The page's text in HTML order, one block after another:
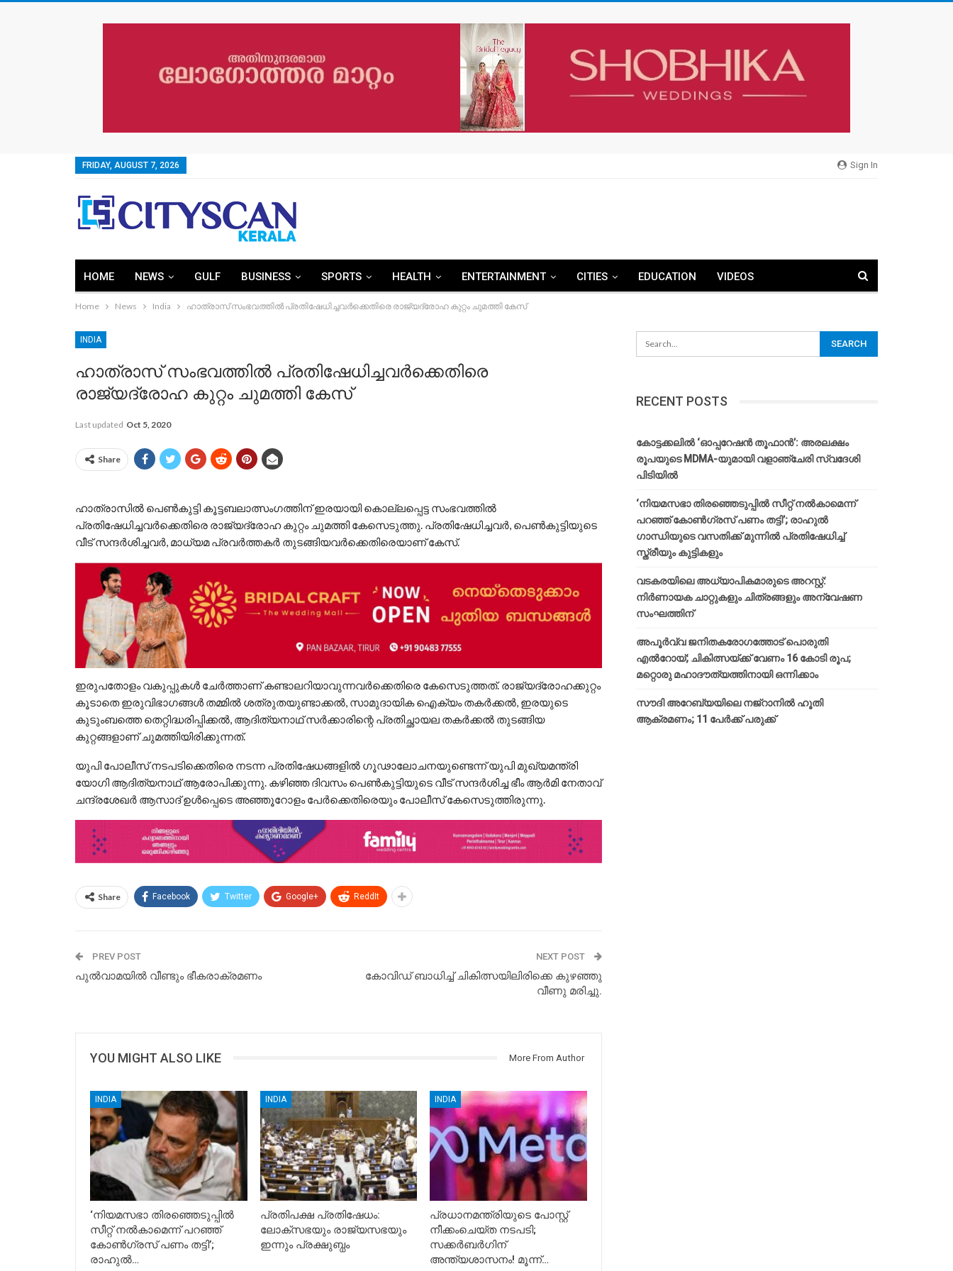
Sign In
FRIDAY, AUGUST 7, 2026
HOME NEWS GULF BUSINESS SPORTS HEALTH ENTERTAINMENT CITIES EDUCATION VIDEOS
Home News India ഹാത്രാസ് സംഭവത്തിൽ പ്രതിഷേധിച്ചവർക്കെതിരെ രാജ്യദ്രോഹ കുറ്റം ചുമത്തി കേസ്
INDIA
ഹാത്രാസ് സംഭവത്തിൽ പ്രതിഷേധിച്ചവർക്കെതിരെ
രാജ്യദ്രോഹ കുറ്റം ചുമത്തി കേസ്
Last updated Oct 5, 2020
Share
ഹാത്രാസിൽ പെൺകുട്ടി കൂട്ടബലാത്സംഗത്തിന് ഇരയായി കൊല്ലപ്പെട്ട സംഭവത്തിൽ
പ്രതിഷേധിച്ചവർക്കെതിരെ രാജ്യദ്രോഹ കുറ്റം ചുമത്തി കേസെടുത്തു. പ്രതിഷേധിച്ചവർ, പെൺകുട്ടിയുടെ
വീട് സന്ദർശിച്ചവർ, മാധ്യമ പ്രവർത്തകർ തുടങ്ങിയവർക്കെതിരെയാണ് കേസ്.
ഇരുപതോളം വകുപ്പുകൾ ചേർത്താണ് കണ്ടാലറിയാവുന്നവർക്കെതിരെ കേസെടുത്തത്. രാജ്യദ്രോഹക്കുറ്റം
കൂടാതെ ഇരുവിഭാഗങ്ങൾ തമ്മിൽ ശത്രുതയുണ്ടാക്കൽ, സാമുദായിക ഐക്യം തകർക്കൽ, ഇരയുടെ
കുടുംബത്തെ തെറ്റിദ്ധരിപ്പിക്കൽ, ആദിത്യനാഥ് സർക്കാരിന്റെ പ്രതിച്ഛായല തകർക്കൽ തുടങ്ങിയ
കുറ്റങ്ങളാണ് ചുമത്തിയിരിക്കുന്നത്.
യുപി പോലീസ് നടപടിക്കെതിരെ നടന്ന പ്രതിഷേധങ്ങളിൽ ഗൂഢാലോചനയുണ്ടെന്ന് യുപി മുഖ്യമന്ത്രി
യോഗി ആദിത്യനാഥ് ആരോപിക്കുന്നു. കഴിഞ്ഞ ദിവസം പെൺകുട്ടിയുടെ വീട് സന്ദർശിച്ച ഭീം ആർമി നേതാവ്
ചന്ദ്രശേഖർ ആസാദ് ഉൾപ്പെടെ അഞ്ഞൂറോളം പേർക്കെതിരെയും പോലീസ് കേസെടുത്തിരുന്നു.
Share Facebook Twitter Google+ ReddIt
PREV POST
പുൽവാമയിൽ വീണ്ടും ഭീകരാക്രമണം
NEXT POST
കോവിഡ് ബാധിച്ച് ചികിത്സയിലിരിക്കെ കുഴഞ്ഞു
വീണു മരിച്ചു.
YOU MIGHT ALSO LIKE More From Author
INDIA
‘നിയമസഭാ തിരഞ്ഞെടുപ്പിൽ
സീറ്റ് നൽകാമെന്ന് പറഞ്ഞ്
കോൺഗ്രസ് പണം തട്ടി’;
രാഹുൽ…
INDIA
പ്രതിപക്ഷ പ്രതിഷേധം:
ലോക്സഭയും രാജ്യസഭയും
ഇന്നും പ്രക്ഷുബ്ധം
INDIA
പ്രധാനമന്ത്രിയുടെ പോസ്റ്റ്
നീക്കംചെയ്ത നടപടി;
സക്കർബർഗിന്
അന്ത്യശാസനം! മൂന്ന്…
RECENT POSTS
കോട്ടക്കലിൽ ‘ഓപ്പറേഷൻ തൂഫാൻ’: അരലക്ഷം
രൂപയുടെ MDMA-യുമായി വളാഞ്ചേരി സ്വദേശി
പിടിയിൽ
‘നിയമസഭാ തിരഞ്ഞെടുപ്പിൽ സീറ്റ് നൽകാമെന്ന്
പറഞ്ഞ് കോൺഗ്രസ് പണം തട്ടി’; രാഹുൽ
ഗാന്ധിയുടെ വസതിക്ക് മുന്നിൽ പ്രതിഷേധിച്ച്
സ്ത്രീയും കുട്ടികളും
വടകരയിലെ അധ്യാപികമാരുടെ അറസ്റ്റ്:
നിർണായക ചാറ്റുകളും ചിത്രങ്ങളും അന്വേഷണ
സംഘത്തിന്
അപൂര്‍വ്വ ജനിതകരോഗത്തോട് പൊരുതി
എല്‍റോയ്; ചികിത്സയ്ക്ക് വേണം 16 കോടി രൂപ;
മറ്റൊരു മഹാദൗത്യത്തിനായി ഒന്നിക്കാം
സൗദി അറേബ്യയിലെ നജ്‌റാനില്‍ ഹൂതി
ആക്രമണം; 11 പേര്‍ക്ക് പരുക്ക്